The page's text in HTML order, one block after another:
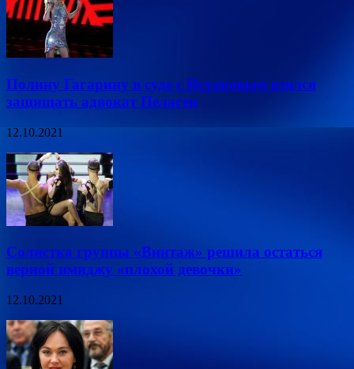
Полину Гагарину в суде с Исхаковым взялся
защищать адвокат Пелагеи
12.10.2021
Солистка группы «Винтаж» решила остаться
верной имиджу «плохой девочки»
12.10.2021